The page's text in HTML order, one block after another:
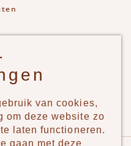
van cookies,
om deze website zo
laten functioneren.
gaan met deze